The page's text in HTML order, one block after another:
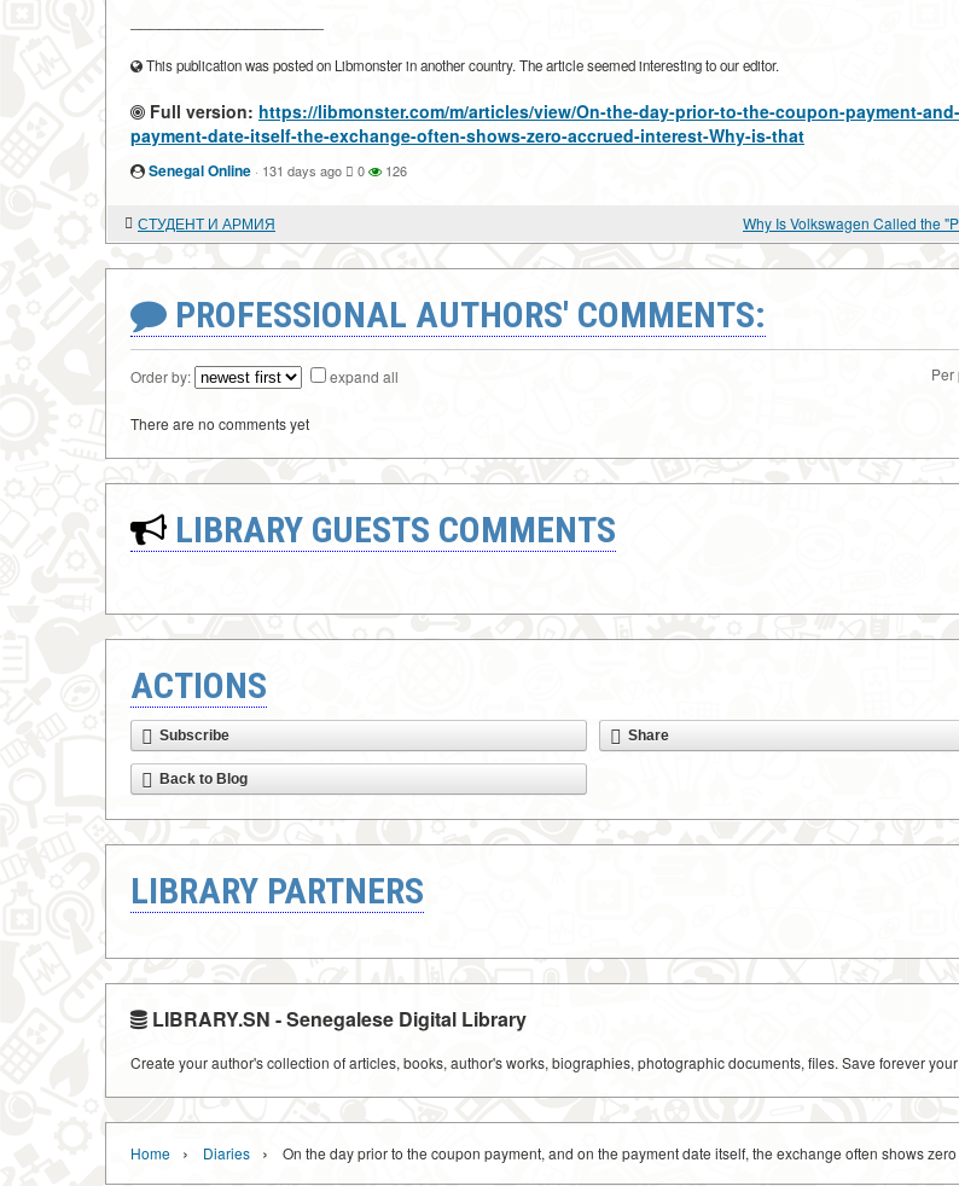
This publication was posted on Libmonster in another country. The article seemed interesting to our editor.
Full version: https://libmonster.com/m/articles/view/On-the-day-prior-to-the-coupon-payment-
payment-date-itself-the-exchange-often-shows-zero-accrued-interest-Why-is-that
Senegal Online · 131 days ago 0 126
СТУДЕНТ И АРМИЯ Why Is Volkswagen Called the
PROFESSIONAL AUTHORS' COMMENTS:
Order by: expand all Per
There are no comments yet
LIBRARY GUESTS COMMENTS
ACTIONS
Subscribe Share
Back to Blog
LIBRARY PARTNERS
LIBRARY.SN - Senegalese Digital Library
Create your author's collection of articles, books, author's works, biographies, photographic documents, files. Save forever
Home › Diaries › On the day prior to the coupon payment, and on the payment date itself, the exchange often shows